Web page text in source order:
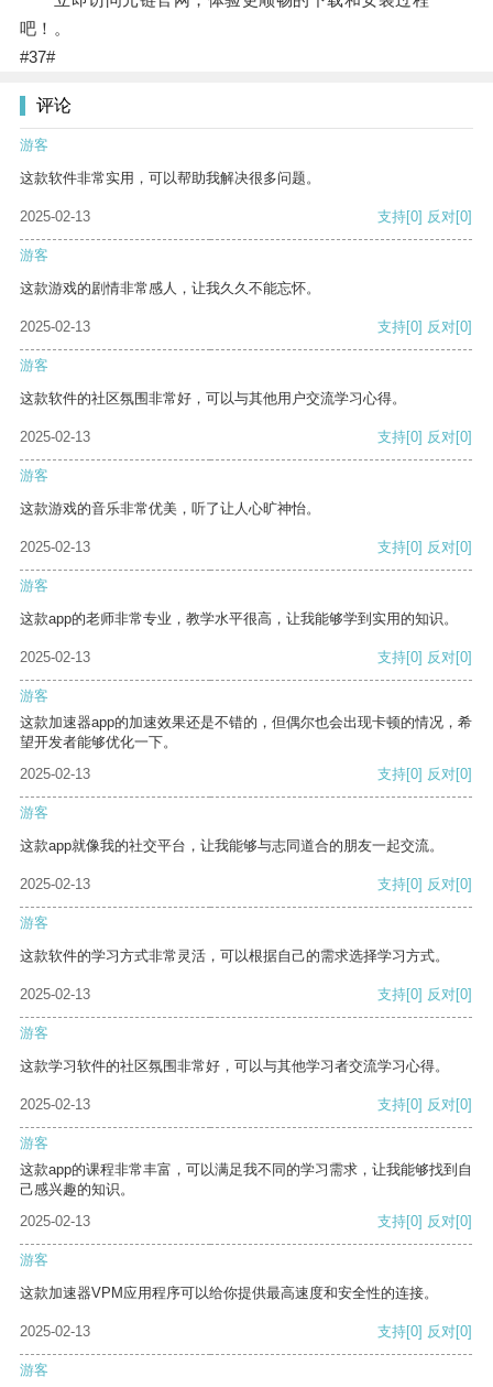
吧！。
#37#
评论
游客
这款软件非常实用，可以帮助我解决很多问题。
2025-02-13 支持[0] 反对[0]
游客
这款游戏的剧情非常感人，让我久久不能忘怀。
2025-02-13 支持[0] 反对[0]
游客
这款软件的社区氛围非常好，可以与其他用户交流学习心得。
2025-02-13 支持[0] 反对[0]
游客
这款游戏的音乐非常优美，听了让人心旷神怡。
2025-02-13 支持[0] 反对[0]
游客
这款app的老师非常专业，教学水平很高，让我能够学到实用的知识。
2025-02-13 支持[0] 反对[0]
游客
这款加速器app的加速效果还是不错的，但偶尔也会出现卡顿的情况，希
望开发者能够优化一下。
2025-02-13
支持[0] 反对[0]
游客
这款app就像我的社交平台，让我能够与志同道合的朋友一起交流。
2025-02-13 支持[0] 反对[0]
游客
这款软件的学习方式非常灵活，可以根据自己的需求选择学习方式。
2025-02-13 支持[0] 反对[0]
游客
这款学习软件的社区氛围非常好，可以与其他学习者交流学习心得。
2025-02-13 支持[0] 反对[0]
游客
这款app的课程非常丰富，可以满足我不同的学习需求，让我能够找到自
己感兴趣的知识。
2025-02-13
支持[0] 反对[0]
游客
这款加速器VPM应用程序可以给你提供最高速度和安全性的连接。
2025-02-13 支持[0] 反对[0]
游客